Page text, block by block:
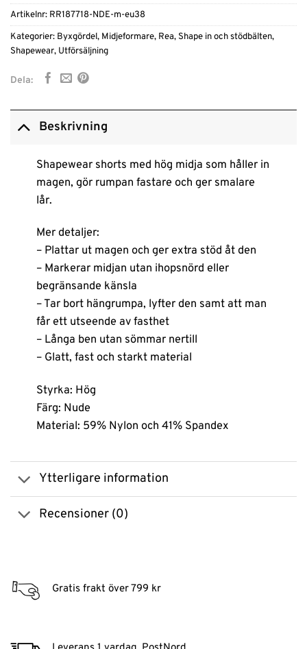
Artikelnr: RR187718-NDE-m-eu38
Kategorier: Byxgördel, Midjeformare, Rea, Shape in och stödbälten,
Shapewear, Utförsäljning
Dela:
Beskrivning
Shapewear shorts med hög midja som håller in
magen, gör rumpan fastare och ger smalare
lår.
Mer detaljer:
– Plattar ut magen och ger extra stöd åt den
– Markerar midjan utan ihopsnörd eller
begränsande känsla
– Tar bort hängrumpa, lyfter den samt att man
får ett utseende av fasthet
– Långa ben utan sömmar nertill
– Glatt, fast och starkt material
Styrka: Hög
Färg: Nude
Material: 59% Nylon och 41% Spandex
Ytterligare information
Recensioner (0)
Gratis frakt över 799 kr